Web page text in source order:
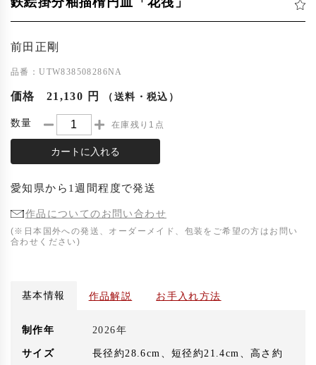
前田正剛
品番：UTW838508286NA
価格 21,130 円 （送料・税込）
数量 在庫残り1点
カートに入れる
愛知県から 1週間程度で発送
作品についてのお問い合わせ
(※日本国外への発送、オーダーメイド、包装をご希望の方はお問い
合わせください)
基本情報 作品解説 お手入れ方法
制作年 2026年
サイズ
長径約28.6cm、短径約21.4cm、高さ約